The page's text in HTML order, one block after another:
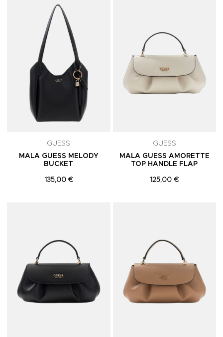
GUESS
MALA GUESS MELODY
BUCKET
135,00 €
GUESS
MALA GUESS AMORETTE
TOP HANDLE FLAP
125,00 €